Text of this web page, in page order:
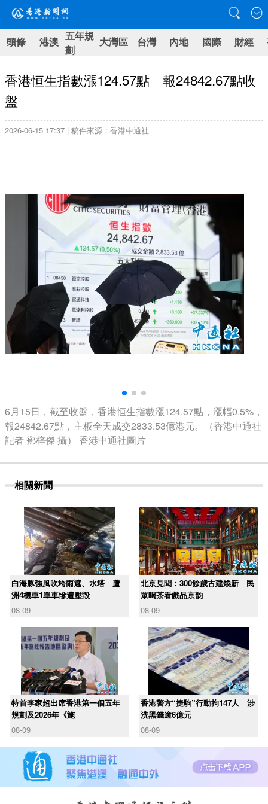
頭條 港澳 五年規
劃
大灣區 台灣 內地 國際 財經
香港恒生指數漲124.57點 報24842.67點收
盤
2026-06-15 17:37 | 稿件來源：香港中通社
6月15日，截至收盤，香港恒生指數漲124.57點，漲幅0.5%，
報24842.67點，主板全天成交2833.53億港元。（香港中通社
記者 鄧梓傑 攝） 香港中通社圖片
相關新聞
白海豚強風吹垮雨遮、水塔 蘆
洲4機車1單車慘遭壓毀
08-09
北京見聞：300餘歲古建煥新 民
眾喝茶看戲品京韵
08-09
​特首李家超出席香港第一個五年
規劃及2026年《施
08-09
香港警方“捷駒”行動拘147人 涉
洗黑錢逾6億元
08-09